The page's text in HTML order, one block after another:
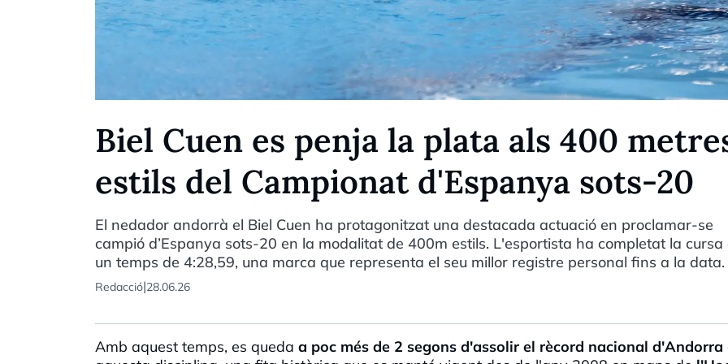
Biel Cuen es penja la plata als 400
estils del Campionat d'Espanya sots-20
El nedador andorrà el Biel Cuen ha protagonitzat una destacada actuació en proclamar-se
campió d’Espanya sots-20 en la modalitat de 400m estils. L'esportista ha completat la cursa
un temps de 4:28,59, una marca que representa el seu millor registre personal fins a la data.
Redacció|28.06.26
Amb aquest temps, es queda a poc més de 2 segons d'assolir el rècord nacional d'Andorra